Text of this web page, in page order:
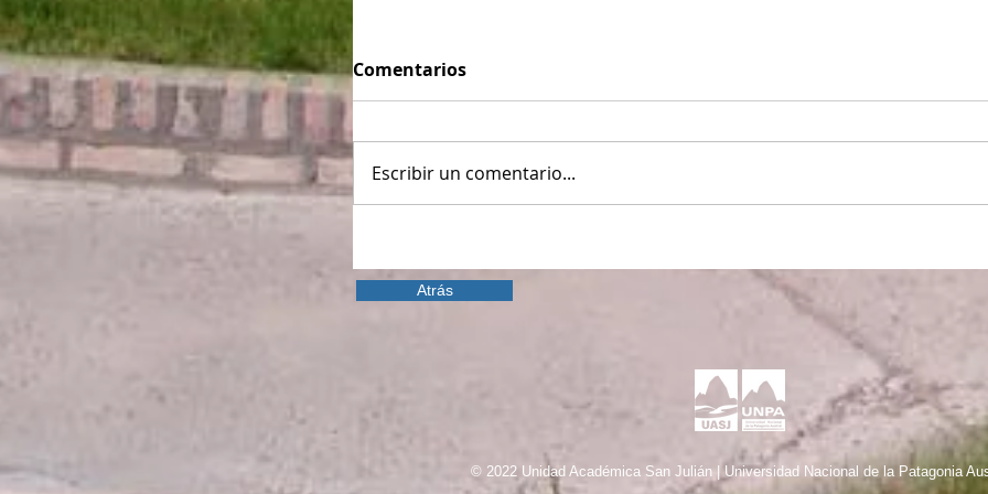
Comentarios
Escribir un comentario...
Atrás
© 2022 Unidad Académica San Julián | Universidad Nacional de la Patagonia